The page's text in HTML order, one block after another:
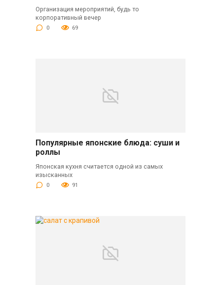
Организация мероприятий, будь то
корпоративный вечер
0 69
Популярные японские блюда: суши и
роллы
Японская кухня считается одной из самых
изысканных
0 91